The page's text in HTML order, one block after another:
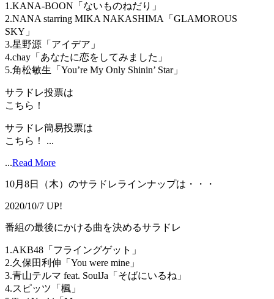
1.KANA-BOON「ないものねだり」
2.NANA starring MIKA NAKASHIMA「GLAMOROUS
SKY」
3.星野源「アイデア」
4.chay「あなたに恋をしてみました」
5.角松敏生「You’re My Only Shinin’ Star」
サラドレ投票は
こちら！
サラドレ簡易投票は
こちら！ ...
...Read More
10月8日（木）のサラドレラインナップは・・・
2020/10/7 UP!
番組の最後にかける曲を決めるサラドレ
1.AKB48「フライングゲット」
2.久保田利伸「You were mine」
3.青山テルマ feat. SoulJa「そばにいるね」
4.スピッツ「楓」